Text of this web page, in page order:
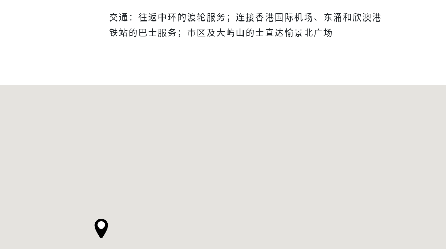
交通：往返中环的渡轮服务；连接香港国际机场、东涌和欣澳港
铁站的巴士服务；市区及大屿山的士直达愉景北广场